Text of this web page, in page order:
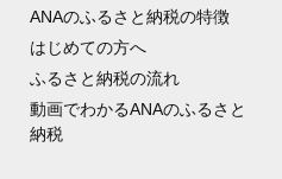
ANAのふるさと納税の特徴
はじめての方へ
ふるさと納税の流れ
動画でわかるANAのふるさと
納税